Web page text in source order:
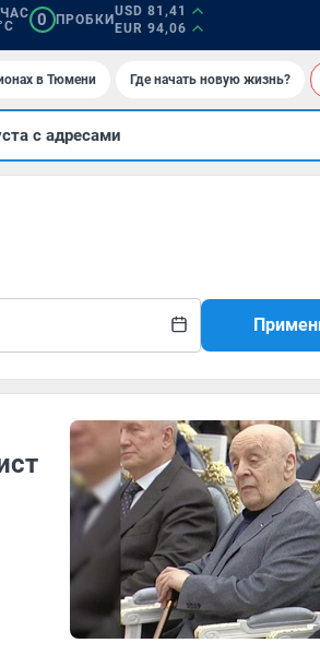
0 ПРОБКИ
USD 81,41
EUR 94,06
в Тюмени Где начать новую жизнь?
с адресами